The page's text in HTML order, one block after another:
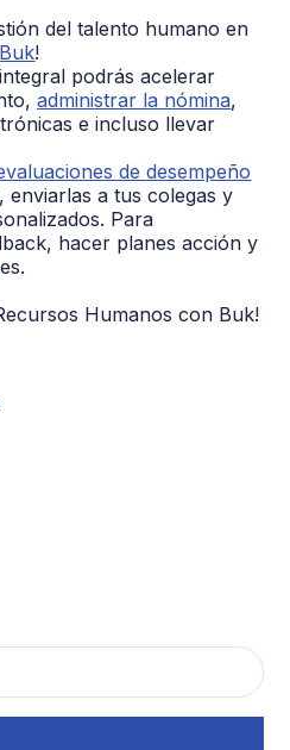
del talento humano en
Buk!
podrás acelerar
administrar la nómina,
e incluso llevar
de desempeño
enviarlas a tus colegas y
Para
hacer planes acción y
Humanos con Buk!